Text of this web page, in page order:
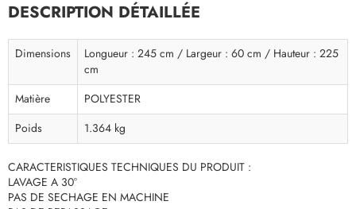
DESCRIPTION DÉTAILLÉE
Dimensions
Longueur : 245 cm / Largeur : 60 cm / Hauteur : 225
cm
Matière
POLYESTER
Poids
1.364 kg
CARACTERISTIQUES TECHNIQUES DU PRODUIT :
LAVAGE A 30°
PAS DE SECHAGE EN MACHINE